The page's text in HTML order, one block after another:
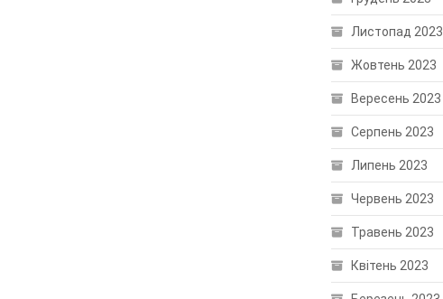
Листопад 2023
Жовтень 2023
Вересень 2023
Серпень 2023
Липень 2023
Червень 2023
Травень 2023
Квітень 2023